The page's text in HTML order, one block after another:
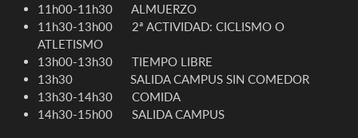
11h00-11h30 ALMUERZO
11h30-13h00 2ª ACTIVIDAD: CICLISMO O
ATLETISMO
13h00-13h30 TIEMPO LIBRE
13h30 SALIDA CAMPUS SIN COMEDOR
13h30-14h30 COMIDA
14h30-15h00 SALIDA CAMPUS